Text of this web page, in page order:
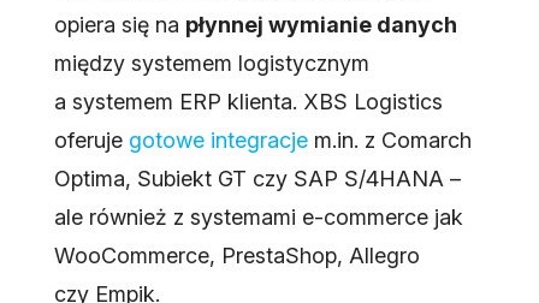
opiera się na płynnej wymianie danych
między systemem logistycznym
a systemem ERP klienta. XBS Logistics
oferuje gotowe integracjem.in. z Comarch
Optima, Subiekt GT czy SAP S/4HANA –
ale również z systemami e-commerce jak
WooCommerce, PrestaShop, Allegro
czy Empik.